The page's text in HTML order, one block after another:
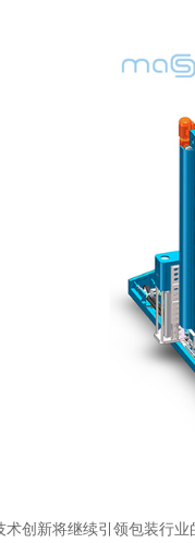
术创新将继续引领包装行